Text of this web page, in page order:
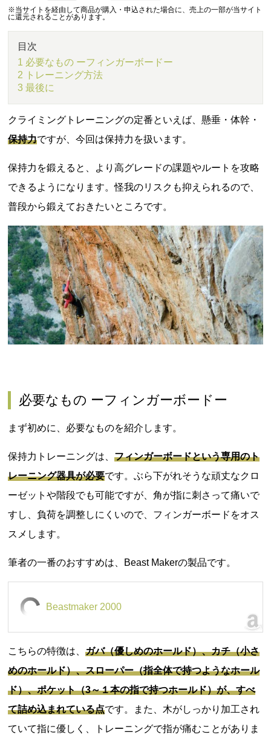
※当サイトを経由して商品が購入・申込された場合に、売上の一部が当サイト
に還元されることがあります。
目次
1 必要なもの ーフィンガーボードー
2 トレーニング方法
3 最後に
クライミングトレーニングの定番といえば、懸垂・体幹・
保持力ですが、今回は保持力を扱います。
保持力を鍛えると、より高グレードの課題やルートを攻略
できるようになります。怪我のリスクも抑えられるので、
普段から鍛えておきたいところです。
必要なもの ーフィンガーボードー
まず初めに、必要なものを紹介します。
保持力トレーニングは、フィンガーボードという専用のト
レーニング器具が必要です。ぶら下がれそうな頑丈なクロ
ーゼットや階段でも可能ですが、角が指に刺さって痛いで
すし、負荷を調整しにくいので、フィンガーボードをオス
スメします。
筆者の一番のおすすめは、Beast Makerの製品です。
Beastmaker 2000
こちらの特徴は、ガバ（優しめのホールド）、カチ（小さ
めのホールド）、スローパー（指全体で持つようなホール
ド）、ポケット（3～１本の指で持つホールド）が、すべ
て詰め込まれている点です。また、木がしっかり加工され
ていて指に優しく、トレーニングで指が痛むことがありま